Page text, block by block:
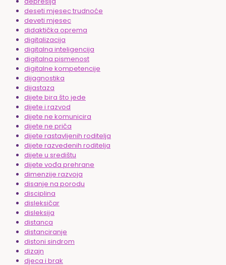
deseti mjesec trudnoće
deveti mjesec
didaktička oprema
digitalizacija
digitalna inteligencija
digitalna pismenost
digitalne kompetencije
dijagnostika
dijastaza
dijete bira što jede
dijete i razvod
dijete ne komunicira
dijete ne priča
dijete rastavljenih roditelja
dijete razvedenih roditelja
dijete u središtu
dijete vođa prehrane
dimenzije razvoja
disanje na porodu
disciplina
disleksičar
disleksija
distanca
distanciranje
distoni sindrom
dizajn
djeca i brak